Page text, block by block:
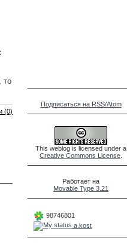
то
(0)
Подписаться на RSS/Atom
This weblog is licensed under a
Creative Commons License
Работает на
Movable Type 3.21
98746801
a.kost